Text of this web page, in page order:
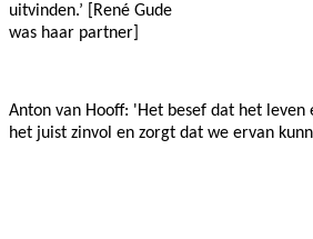
uitvinden.’ [René Gude
was haar partner]
Anton van Hooff: 'Het besef dat het leven
het juist zinvol en zorgt dat we ervan